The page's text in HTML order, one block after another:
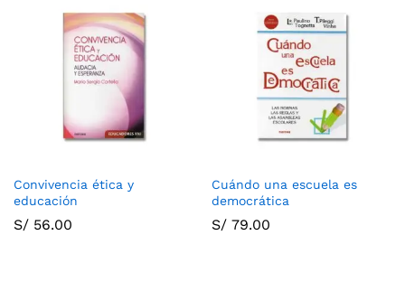
Convivencia ética y
educación
S/ 56.00
Cuándo una escuela es
democrática
S/ 79.00